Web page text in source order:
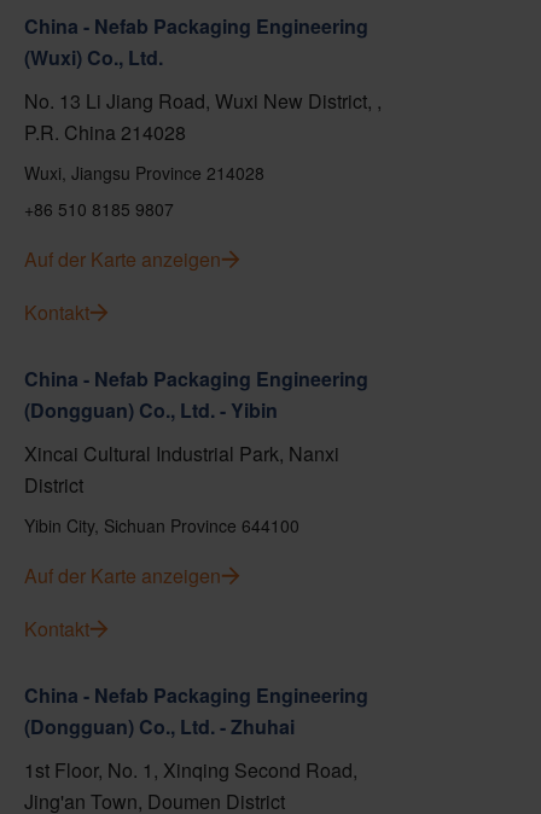
China - Nefab Packaging Engineering
(Wuxi) Co., Ltd.
No. 13 Li Jiang Road, Wuxi New District, ,
P.R. China 214028
Wuxi, Jiangsu Province 214028
+86 510 8185 9807
Auf der Karte anzeigen
Kontakt
China - Nefab Packaging Engineering
(Dongguan) Co., Ltd. - Yibin
Xincai Cultural Industrial Park, Nanxi
District
Yibin City, Sichuan Province 644100
Auf der Karte anzeigen
Kontakt
China - Nefab Packaging Engineering
(Dongguan) Co., Ltd. - Zhuhai
1st Floor, No. 1, Xinqing Second Road,
Jing'an Town, Doumen District